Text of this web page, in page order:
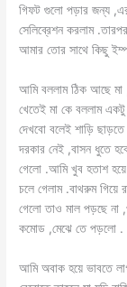
গিফট গুলো পড়ার জন্য
সেলিব্রেশন করলাম
আমার তোর সাথে কিছু
আমি বললাম ঠিক আছে মা
খেতেই মা কে বললাম একটু
দেখবো বলেই শাড়ি
দরকার নেই ,বাসন ধুতে
গেলো .আমি খুব হতাশ
চলে গেলাম .বাথরুম গিয়ে
গেলো তাও মাল পড়ছে না
কমোড ,মেঝে তে পড়লো .
আমি অবাক হয়ে ভাবতে